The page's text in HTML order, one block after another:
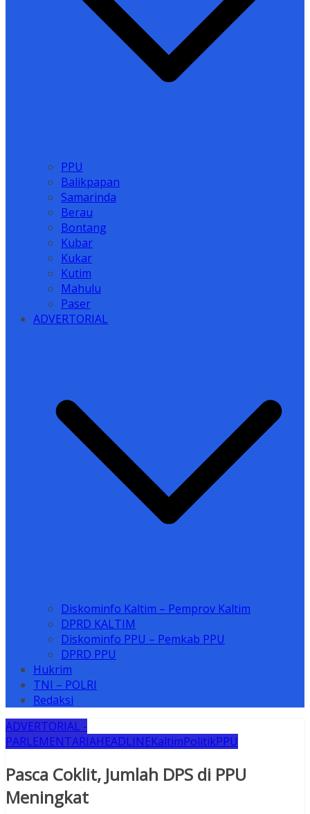
PPU
Balikpapan
Samarinda
Berau
Bontang
Kubar
Kukar
Kutim
Mahulu
Paser
ADVERTORIAL
Diskominfo Kaltim – Pemprov Kaltim
DPRD KALTIM
Diskominfo PPU – Pemkab PPU
DPRD PPU
Hukrim
TNI – POLRI
Redaksi
ADVERTORIAL -
PARLEMENTARIAHEADLINEKaltimPolitikPPU
Pasca Coklit, Jumlah DPS di PPU
Meningkat